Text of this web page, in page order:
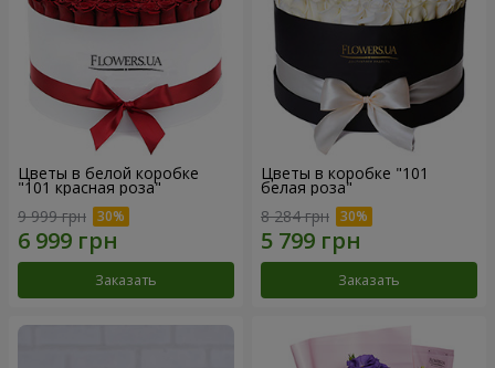
Цветы в белой коробке
"101 красная роза"
9 999 грн
Заказать
Цветы в коробке "101
белая роза"
8 284 грн
Заказать